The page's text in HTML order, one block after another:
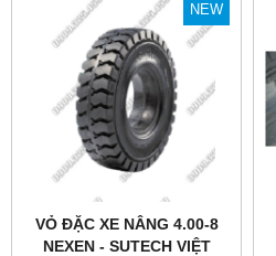
NEW
VỎ ĐẶC XE NÂNG 4.00-8
NEXEN - SUTECH VIỆT